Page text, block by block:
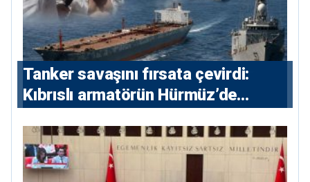
Tanker savaşını fırsata çevirdi:
Kıbrıslı armatörün Hürmüz’de